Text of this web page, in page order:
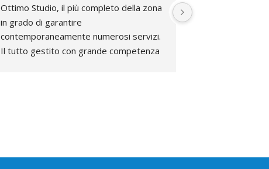
Ottimo Studio, il più completo della zona
in grado di garantire
contemporaneamente numerosi servizi.
Il tutto gestito con grande competenza